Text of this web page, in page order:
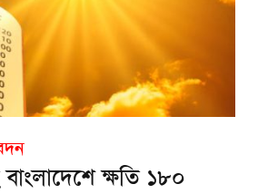
বাংলাদেশে ক্ষতি ১৮০